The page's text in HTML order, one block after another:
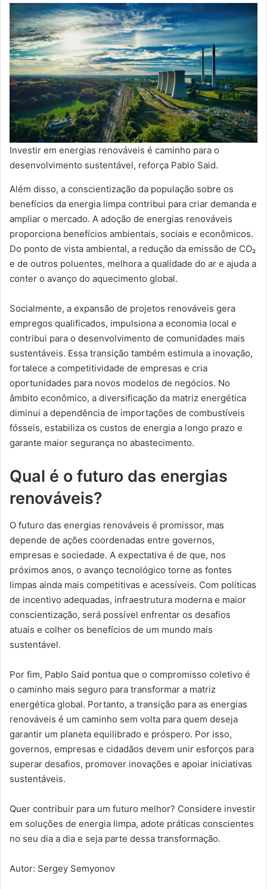
Investir em energias renováveis é caminho para o
desenvolvimento sustentável, reforça Pablo Said.
Além disso, a conscientização da população sobre os
benefícios da energia limpa contribui para criar demanda e
ampliar o mercado. A adoção de energias renováveis
proporciona benefícios ambientais, sociais e econômicos.
Do ponto de vista ambiental, a redução da emissão de CO₂
e de outros poluentes, melhora a qualidade do ar e ajuda a
conter o avanço do aquecimento global.
Socialmente, a expansão de projetos renováveis gera
empregos qualificados, impulsiona a economia local e
contribui para o desenvolvimento de comunidades mais
sustentáveis. Essa transição também estimula a inovação,
fortalece a competitividade de empresas e cria
oportunidades para novos modelos de negócios. No
âmbito econômico, a diversificação da matriz energética
diminui a dependência de importações de combustíveis
fósseis, estabiliza os custos de energia a longo prazo e
garante maior segurança no abastecimento.
Qual é o futuro das energias
renováveis?
O futuro das energias renováveis é promissor, mas
depende de ações coordenadas entre governos,
empresas e sociedade. A expectativa é de que, nos
próximos anos, o avanço tecnológico torne as fontes
limpas ainda mais competitivas e acessíveis. Com políticas
de incentivo adequadas, infraestrutura moderna e maior
conscientização, será possível enfrentar os desafios
atuais e colher os benefícios de um mundo mais
sustentável.
Por fim, Pablo Said pontua que o compromisso coletivo é
o caminho mais seguro para transformar a matriz
energética global. Portanto, a transição para as energias
renováveis é um caminho sem volta para quem deseja
garantir um planeta equilibrado e próspero. Por isso,
governos, empresas e cidadãos devem unir esforços para
superar desafios, promover inovações e apoiar iniciativas
sustentáveis.
Quer contribuir para um futuro melhor? Considere investir
em soluções de energia limpa, adote práticas conscientes
no seu dia a dia e seja parte dessa transformação.
Autor: Sergey Semyonov